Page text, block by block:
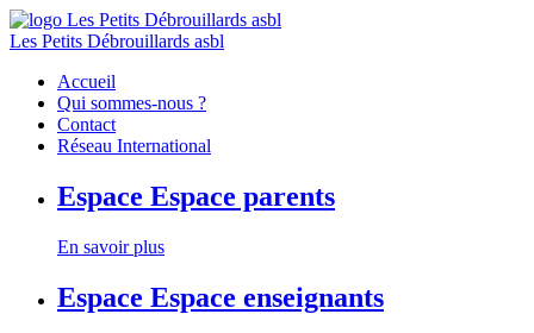
Les Petits Débrouillards asbl
Accueil
Qui sommes-nous ?
Contact
Réseau International
Espace Espace parents
En savoir plus
Espace Espace enseignants